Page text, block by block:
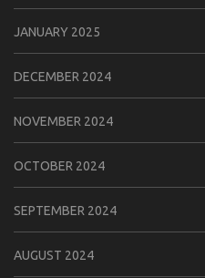
JANUARY 2025
DECEMBER 2024
NOVEMBER 2024
OCTOBER 2024
SEPTEMBER 2024
AUGUST 2024